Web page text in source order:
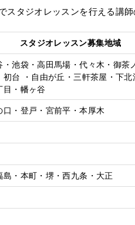
タジオレッスンを行える講師
スタジオレッスン募集地域
・池袋・高田馬場・代々木・御
初台 ・自由が丘・三軒茶屋・下
目・幡ヶ谷
口・登戸・宮前平・本厚木
島・本町・堺・西九条・大正